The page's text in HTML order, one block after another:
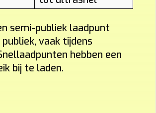
semi-publiek laadpunt
vaak tijdens
hebben een
bij te laden.